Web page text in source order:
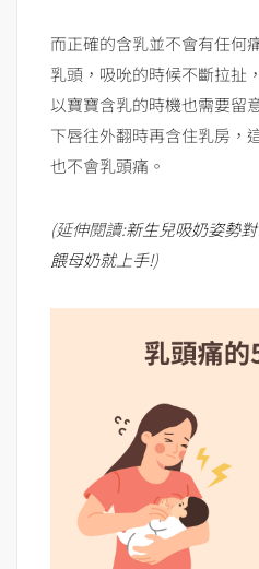
而正確的含乳並不會有任何
乳頭，吸吮的時候不斷拉扯
以寶寶含乳的時機也需要留
下唇往外翻時再含住乳房，
也不會乳頭痛。
(延伸閱讀:新生兒吸奶姿勢
餵母奶就上手!)